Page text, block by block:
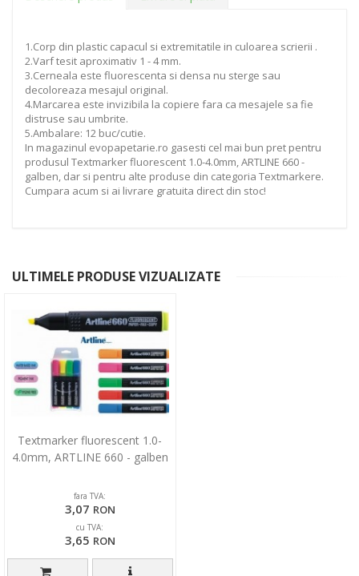
1.Corp din plastic capacul si extremitatile in culoarea scrierii .
2.Varf tesit aproximativ 1 - 4 mm.
3.Cerneala este fluorescenta si densa nu sterge sau
decoloreaza mesajul original.
4.Marcarea este invizibila la copiere fara ca mesajele sa fie
distruse sau umbrite.
5.Ambalare: 12 buc/cutie.
In magazinul evopapetarie.ro gasesti cel mai bun pret pentru
produsul Textmarker fluorescent 1.0-4.0mm, ARTLINE 660 -
galben, dar si pentru alte produse din categoria Textmarkere.
Cumpara acum si ai livrare gratuita direct din stoc!
ULTIMELE PRODUSE VIZUALIZATE
Textmarker fluorescent 1.0-
4.0mm, ARTLINE 660 - galben
fara TVA:
3,07 RON
cu TVA:
3,65 RON